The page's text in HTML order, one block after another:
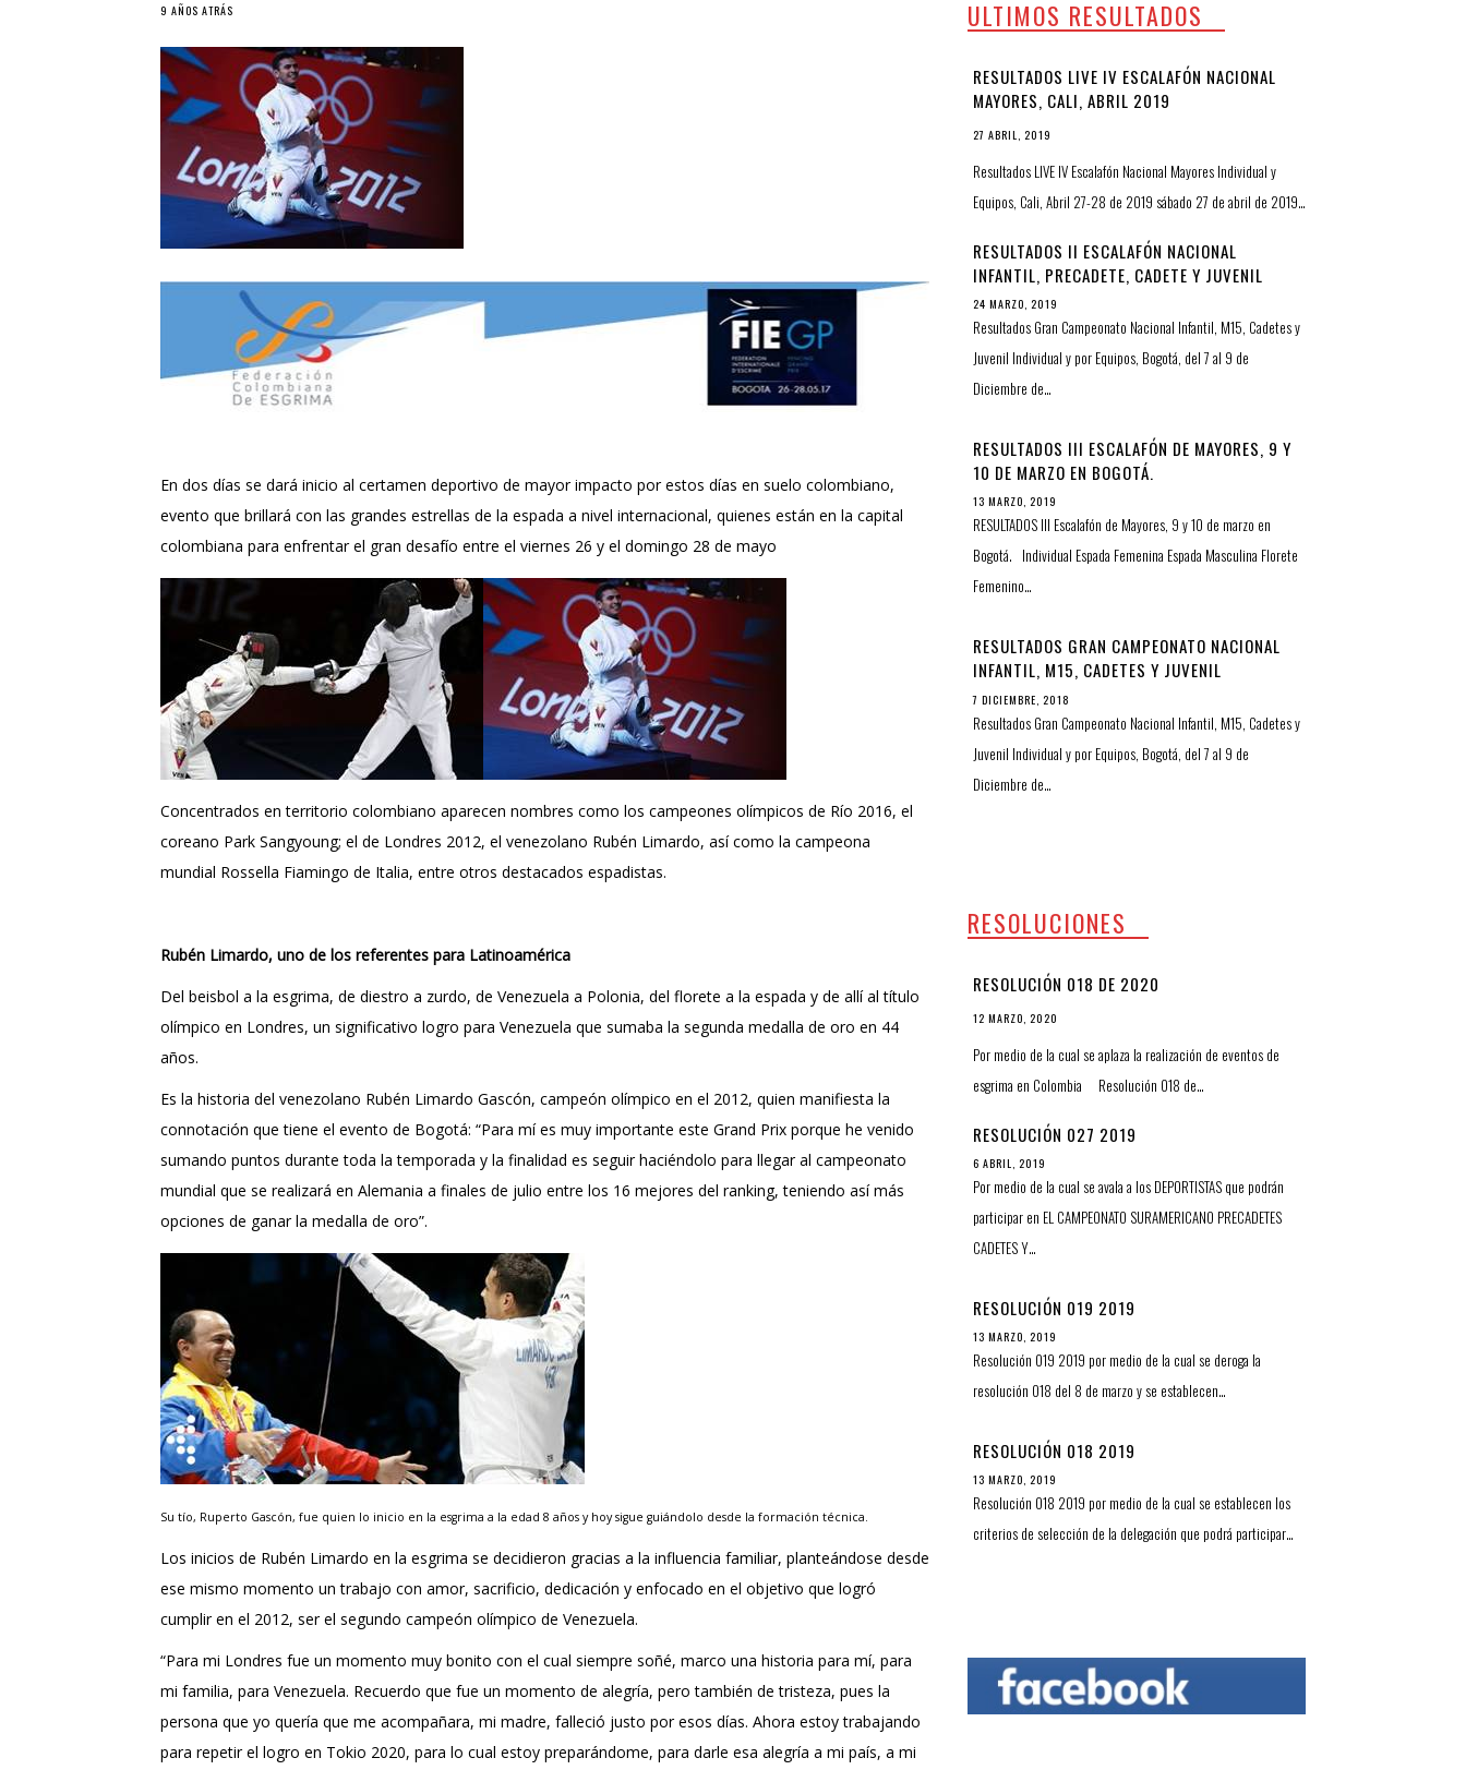
9 AÑOS ATRÁS
En dos días se dará inicio al certamen deportivo de mayor impacto por estos días en suelo colombiano,
evento que brillará con las grandes estrellas de la espada a nivel internacional, quienes están en la capital
colombiana para enfrentar el gran desafío entre el viernes 26 y el domingo 28 de mayo
Concentrados en territorio colombiano aparecen nombres como los campeones olímpicos de Río 2016, el
coreano Park Sangyoung; el de Londres 2012, el venezolano Rubén Limardo, así como la campeona
mundial Rossella Fiamingo de Italia, entre otros destacados espadistas.
Rubén Limardo, uno de los referentes para Latinoamérica
Del beisbol a la esgrima, de diestro a zurdo, de Venezuela a Polonia, del florete a la espada y de allí al título
olímpico en Londres, un significativo logro para Venezuela que sumaba la segunda medalla de oro en 44
años.
Es la historia del venezolano Rubén Limardo Gascón, campeón olímpico en el 2012, quien manifiesta la
connotación que tiene el evento de Bogotá: “Para mí es muy importante este Grand Prix porque he venido
sumando puntos durante toda la temporada y la finalidad es seguir haciéndolo para llegar al campeonato
mundial que se realizará en Alemania a finales de julio entre los 16 mejores del ranking, teniendo así más
opciones de ganar la medalla de oro”.
Su tío, Ruperto Gascón, fue quien lo inicio en la esgrima a la edad 8 años y hoy sigue guiándolo desde la formación técnica.
Los inicios de Rubén Limardo en la esgrima se decidieron gracias a la influencia familiar, planteándose desde
ese mismo momento un trabajo con amor, sacrificio, dedicación y enfocado en el objetivo que logró
cumplir en el 2012, ser el segundo campeón olímpico de Venezuela.
“Para mi Londres fue un momento muy bonito con el cual siempre soñé, marco una historia para mí, para
mi familia, para Venezuela. Recuerdo que fue un momento de alegría, pero también de tristeza, pues la
persona que yo quería que me acompañara, mi madre, falleció justo por esos días. Ahora estoy trabajando
para repetir el logro en Tokio 2020, para lo cual estoy preparándome, para darle esa alegría a mi país, a mi
ULTIMOS RESULTADOS
RESULTADOS LIVE IV ESCALAFÓN NACIONAL
MAYORES, CALI, ABRIL 2019
27 ABRIL, 2019
Resultados LIVE IV Escalafón Nacional Mayores Individual y
Equipos, Cali, Abril 27-28 de 2019 sábado 27 de abril de 2019…
RESULTADOS II ESCALAFÓN NACIONAL
INFANTIL, PRECADETE, CADETE Y JUVENIL
24 MARZO, 2019
Resultados Gran Campeonato Nacional Infantil, M15, Cadetes y
Juvenil Individual y por Equipos, Bogotá, del 7 al 9 de
Diciembre de…
RESULTADOS III ESCALAFÓN DE MAYORES, 9 Y
10 DE MARZO EN BOGOTÁ.
13 MARZO, 2019
RESULTADOS III Escalafón de Mayores, 9 y 10 de marzo en
Bogotá. Individual Espada Femenina Espada Masculina Florete
Femenino…
RESULTADOS GRAN CAMPEONATO NACIONAL
INFANTIL, M15, CADETES Y JUVENIL
INDIVIDUAL Y POR EQUIPOS
7 DICIEMBRE, 2018
Resultados Gran Campeonato Nacional Infantil, M15, Cadetes y
Juvenil Individual y por Equipos, Bogotá, del 7 al 9 de
Diciembre de…
RESOLUCIONES
RESOLUCIÓN 018 DE 2020
12 MARZO, 2020
Por medio de la cual se aplaza la realización de eventos de
esgrima en Colombia Resolución 018 de…
RESOLUCIÓN 027 2019
6 ABRIL, 2019
Por medio de la cual se avala a los DEPORTISTAS que podrán
participar en EL CAMPEONATO SURAMERICANO PRECADETES
CADETES Y…
RESOLUCIÓN 019 2019
13 MARZO, 2019
Resolución 019 2019 por medio de la cual se deroga la
resolución 018 del 8 de marzo y se establecen…
RESOLUCIÓN 018 2019
13 MARZO, 2019
Resolución 018 2019 por medio de la cual se establecen los
criterios de selección de la delegación que podrá participar…